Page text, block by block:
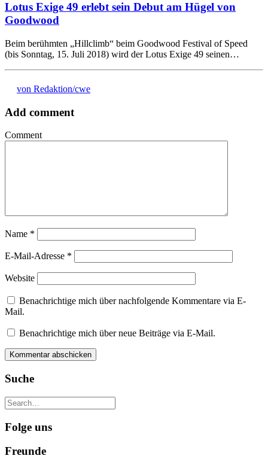
Lotus Exige 49 erlebt sein Debut am Hügel von
Goodwood
Beim berühmten „Hillclimb“ beim Goodwood Festival of Speed
(bis Sonntag, 15. Juli 2018) wird der Lotus Exige 49 seinen…
von Redaktion/cwe
Add comment
Comment
Name *
E-Mail-Adresse *
Website
Benachrichtige mich über nachfolgende Kommentare via E-
Mail.
Benachrichtige mich über neue Beiträge via E-Mail.
Suche
Folge uns
Freunde